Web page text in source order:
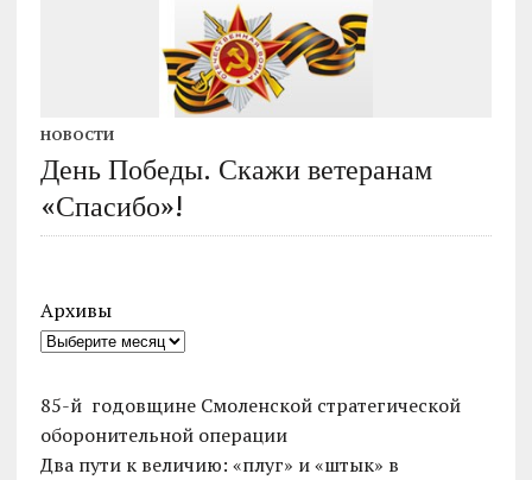
НОВОСТИ
День Победы. Скажи ветеранам
«Спасибо»!
Архивы
85-й годовщине Смоленской стратегической
оборонительной операции
Два пути к величию: «плуг» и «штык» в